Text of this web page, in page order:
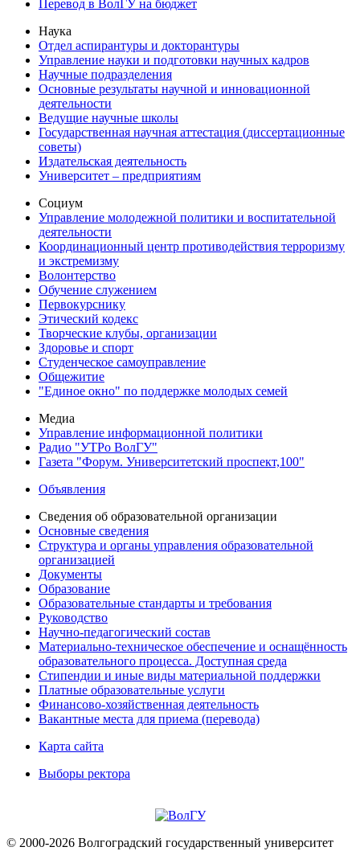
Перевод в ВолГУ на бюджет
Наука
Отдел аспирантуры и докторантуры
Управление науки и подготовки научных кадров
Научные подразделения
Основные результаты научной и инновационной
деятельности
Ведущие научные школы
Государственная научная аттестация (диссертационные
советы)
Издательская деятельность
Университет – предприятиям
Социум
Управление молодежной политики и воспитательной
деятельности
Координационный центр противодействия терроризму
и экстремизму
Волонтерство
Обучение служением
Первокурснику
Этический кодекс
Творческие клубы, организации
Здоровье и спорт
Студенческое самоуправление
Общежитие
"Единое окно" по поддержке молодых семей
Медиа
Управление информационной политики
Радио "УТРо ВолГУ"
Газета "Форум. Университетский проспект,100"
Объявления
Сведения об образовательной организации
Основные сведения
Структура и органы управления образовательной
организацией
Документы
Образование
Образовательные стандарты и требования
Руководство
Научно-педагогический состав
Материально-техническое обеспечение и оснащённость
образовательного процесса. Доступная среда
Стипендии и иные виды материальной поддержки
Платные образовательные услуги
Финансово-хозяйственная деятельность
Вакантные места для приема (перевода)
Карта сайта
Выборы ректора
© 2000-2026 Волгоградский государственный университет